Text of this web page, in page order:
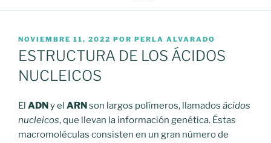
PUBLICADO
EN
NOVIEMBRE 11, 2022 POR PERLA ALVARADO
ESTRUCTURA DE LOS ÁCIDOS
NUCLEICOS
El ADNy el ARNson largos polímeros, llamados ácidos
nucleicos, que llevan la información genética. Éstas
macromoléculas consisten en un gran número de